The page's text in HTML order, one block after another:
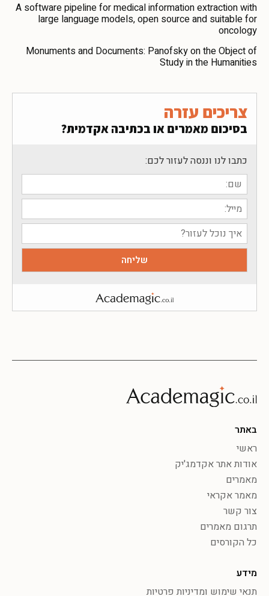
A software pipeline for medical information extraction with
large language models, open source and suitable for
oncology
Monuments and Documents: Panofsky on the Object of
Study in the Humanities
צריכים עזרה
בסיכום מאמרים או בכתיבה אקדמית?
כתבו לנו וננסה לעזור לכם:
באתר
ראשי
אודות אתר אקדמג'יק
מאמרים
מאמר אקראי
צור קשר
תרגום מאמרים
כל הקורסים
מידע
תנאי שימוש ומדיניות פרטיות